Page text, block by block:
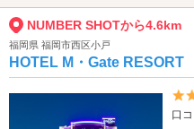
NUMBER SHOTから4.6km
福岡県 福岡市西区小戸
HOTEL M・Gate RESORT
口